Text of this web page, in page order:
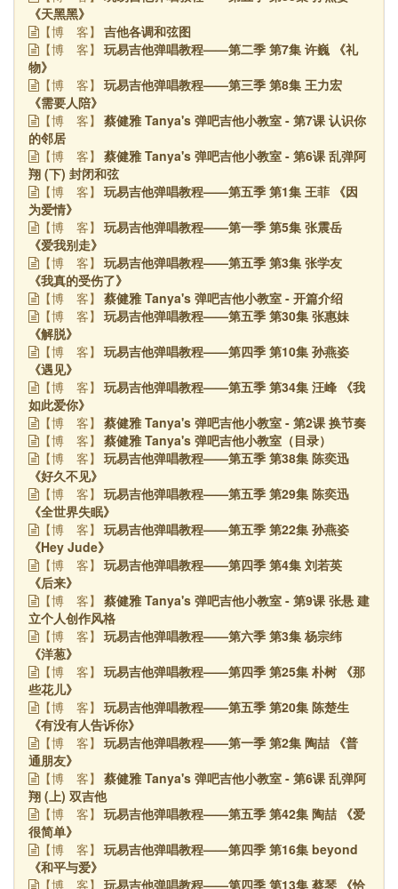
《天黑黑》
【博 客】 吉他各调和弦图
【博 客】
玩易吉他弹唱教程——第二季 第7集 许巍 《礼
物》
【博 客】
玩易吉他弹唱教程——第三季 第8集 王力宏
《需要人陪》
【博 客】
蔡健雅 Tanya's 弹吧吉他小教室 - 第7课 认识你
的邻居
【博 客】
蔡健雅 Tanya's 弹吧吉他小教室 - 第6课 乱弹阿
翔 (下) 封闭和弦
【博 客】
玩易吉他弹唱教程——第五季 第1集 王菲 《因
为爱情》
【博 客】
玩易吉他弹唱教程——第一季 第5集 张震岳
《爱我别走》
【博 客】
玩易吉他弹唱教程——第五季 第3集 张学友
《我真的受伤了》
【博 客】 蔡健雅 Tanya's 弹吧吉他小教室 - 开篇介绍
【博 客】
玩易吉他弹唱教程——第五季 第30集 张惠妹
《解脱》
【博 客】
玩易吉他弹唱教程——第四季 第10集 孙燕姿
《遇见》
【博 客】
玩易吉他弹唱教程——第五季 第34集 汪峰 《我
如此爱你》
【博 客】 蔡健雅 Tanya's 弹吧吉他小教室 - 第2课 换节奏
【博 客】 蔡健雅 Tanya's 弹吧吉他小教室（目录）
【博 客】
玩易吉他弹唱教程——第五季 第38集 陈奕迅
《好久不见》
【博 客】
玩易吉他弹唱教程——第五季 第29集 陈奕迅
《全世界失眠》
【博 客】
玩易吉他弹唱教程——第五季 第22集 孙燕姿
《Hey Jude》
【博 客】
玩易吉他弹唱教程——第四季 第4集 刘若英
《后来》
【博 客】
蔡健雅 Tanya's 弹吧吉他小教室 - 第9课 张悬 建
立个人创作风格
【博 客】
玩易吉他弹唱教程——第六季 第3集 杨宗纬
《洋葱》
【博 客】
玩易吉他弹唱教程——第四季 第25集 朴树 《那
些花儿》
【博 客】
玩易吉他弹唱教程——第五季 第20集 陈楚生
《有没有人告诉你》
【博 客】
玩易吉他弹唱教程——第一季 第2集 陶喆 《普
通朋友》
【博 客】
蔡健雅 Tanya's 弹吧吉他小教室 - 第6课 乱弹阿
翔 (上) 双吉他
【博 客】
玩易吉他弹唱教程——第五季 第42集 陶喆 《爱
很简单》
【博 客】
玩易吉他弹唱教程——第四季 第16集 beyond
《和平与爱》
【博 客】 玩易吉他弹唱教程——第四季 第13集 蔡琴 《恰